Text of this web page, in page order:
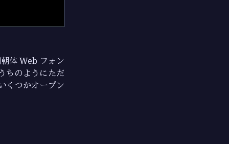
体 Web フォン
ちのようにただ
くつかオープン